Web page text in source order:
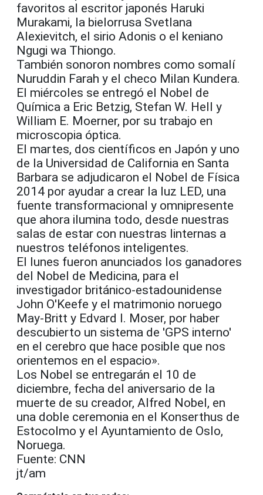
favoritos al escritor japonés Haruki
Murakami, la bielorrusa Svetlana
Alexievitch, el sirio Adonis o el keniano
Ngugi wa Thiongo.
También sonoron nombres como somalí
Nuruddin Farah y el checo Milan Kundera.
El miércoles se entregó el Nobel de
Química a Eric Betzig, Stefan W. Hell y
William E. Moerner, por su trabajo en
microscopia óptica.
El martes, dos científicos en Japón y uno
de la Universidad de California en Santa
Barbara se adjudicaron el Nobel de Física
2014 por ayudar a crear la luz LED, una
fuente transformacional y omnipresente
que ahora ilumina todo, desde nuestras
salas de estar con nuestras linternas a
nuestros teléfonos inteligentes.
El lunes fueron anunciados los ganadores
del Nobel de Medicina, para el
investigador británico-estadounidense
John O'Keefe y el matrimonio noruego
May-Britt y Edvard I. Moser, por haber
descubierto un sistema de 'GPS interno'
en el cerebro que hace posible que nos
orientemos en el espacio».
Los Nobel se entregarán el 10 de
diciembre, fecha del aniversario de la
muerte de su creador, Alfred Nobel, en
una doble ceremonia en el Konserthus de
Estocolmo y el Ayuntamiento de Oslo,
Noruega.
Fuente: CNN
jt/am